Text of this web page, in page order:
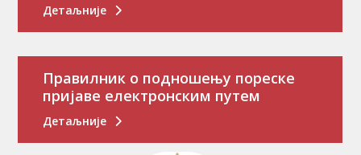
Детаљније
Правилник о подношењу пореске
пријаве електронским путем
Детаљније